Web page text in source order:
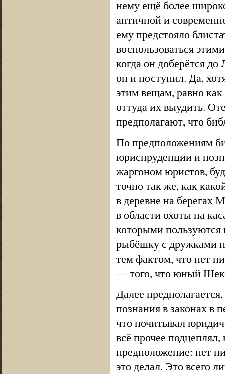
нему ещё более
античной и
ему предстояло
воспользоваться
когда он доберётся
он и поступил. Да,
этим вещам, равно как
оттуда их выудить.
предполагают, что
По предположениям
юриспруденции и
жаргоном юристов,
точно так же, как
в деревне на берегах
в области охоты на
которыми пользуются
рыбёшку с дружками
тем фактом, что нет
— того, что юный
Далее
познания в законах в
что почитывал
всё прочее
предположение: нет
это делал. Это всего